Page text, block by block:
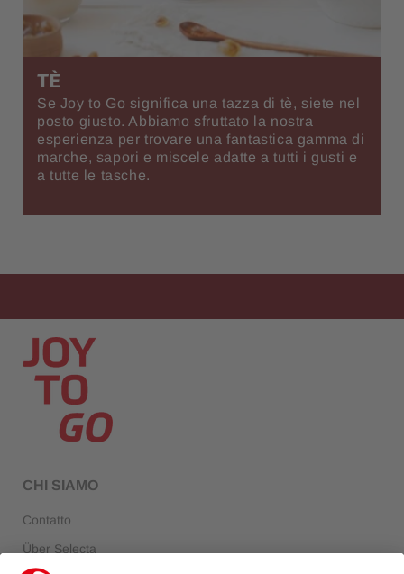
TÈ
Se Joy to Go significa una tazza di tè, siete nel
posto giusto. Abbiamo sfruttato la nostra
esperienza per trovare una fantastica gamma di
marche, sapori e miscele adatte a tutti i gusti e
a tutte le tasche.
CHI SIAMO
Contatto
Über Selecta